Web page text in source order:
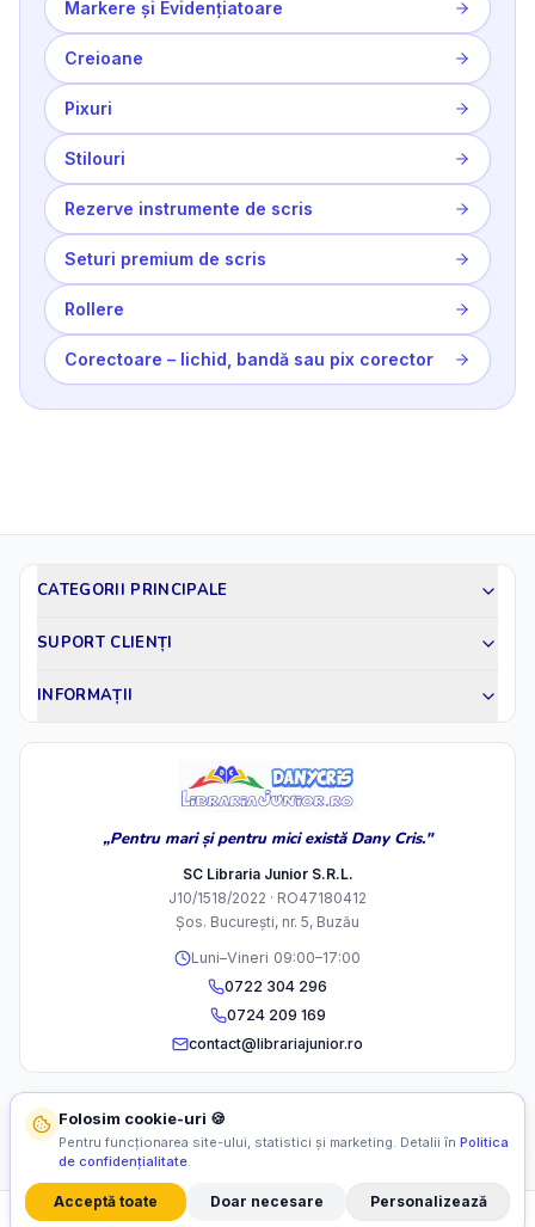
Markere și Evidențiatoare
Creioane
Pixuri
Stilouri
Rezerve instrumente de scris
Seturi premium de scris
Rollere
Corectoare – lichid, bandă sau pix corector
CATEGORII PRINCIPALE
SUPORT CLIENȚI
INFORMAȚII
„Pentru mari și pentru mici există Dany Cris."
SC Libraria Junior S.R.L.
J10/1518/2022 · RO47180412
Șos. București, nr. 5, Buzău
Luni–Vineri 09:00–17:00
0722 304 296
0724 209 169
contact@librariajunior.ro
©2026SC Libraria Junior S.R.L. Toate drepturile rezervate.
Folosim cookie-uri 🍪
Pentru funcționarea site-ului, statistici și marketing. Detalii în Politica
de confidențialitate.
Acceptă toate Doar necesare Personalizează